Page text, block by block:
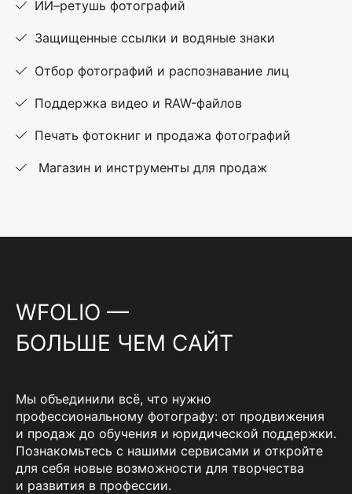
ИИ–ретушь фотографий
Защищенные ссылки и водяные знаки
Отбор фотографий и распознавание лиц
Поддержка видео и RAW-файлов
Печать фотокниг и продажа фотографий
Магазин и инструменты для продаж
WFOLIO —
БОЛЬШЕ ЧЕМ САЙТ
Мы объединили всё, что нужно
профессиональному фотографу: от продвижения
и продаж до обучения и юридической поддержки.
Познакомьтесь с нашими сервисами и откройте
для себя новые возможности для творчества
и развития в профессии.